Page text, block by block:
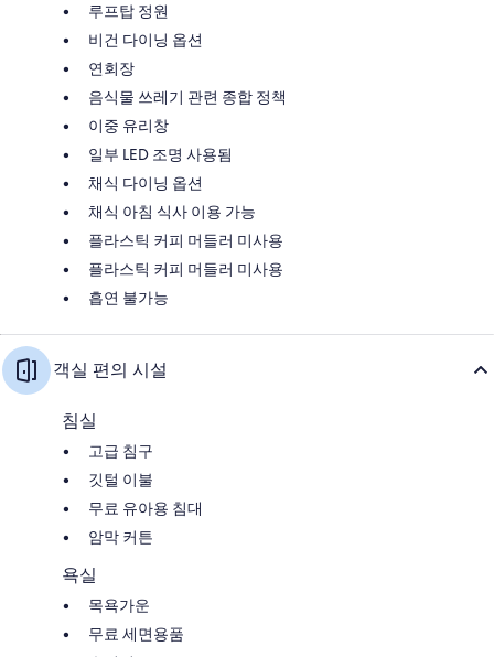
루프탑 정원
비건 다이닝 옵션
연회장
음식물 쓰레기 관련 종합 정책
이중 유리창
일부 LED 조명 사용됨
채식 다이닝 옵션
채식 아침 식사 이용 가능
플라스틱 커피 머들러 미사용
플라스틱 커피 머들러 미사용
흡연 불가능
객실 편의 시설
침실
고급 침구
깃털 이불
무료 유아용 침대
암막 커튼
욕실
목욕가운
무료 세면용품